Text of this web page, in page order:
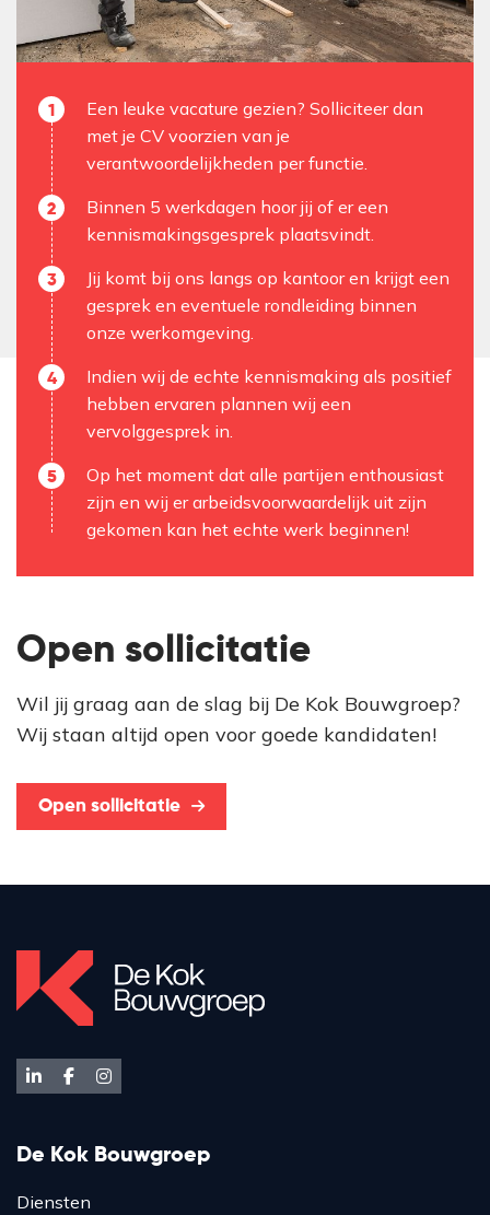
Een leuke vacature gezien? Solliciteer dan
met je CV voorzien van je
verantwoordelijkheden per functie.
Binnen 5 werkdagen hoor jij of er een
kennismakingsgesprek plaatsvindt.
Jij komt bij ons langs op kantoor en krijgt een
gesprek en eventuele rondleiding binnen
onze werkomgeving.
Indien wij de echte kennismaking als positief
hebben ervaren plannen wij een
vervolggesprek in.
Op het moment dat alle partijen enthousiast
zijn en wij er arbeidsvoorwaardelijk uit zijn
gekomen kan het echte werk beginnen!
Open sollicitatie
Wil jij graag aan de slag bij De Kok Bouwgroep?
Wij staan altijd open voor goede kandidaten!
Open sollicitatie
De Kok Bouwgroep
Diensten